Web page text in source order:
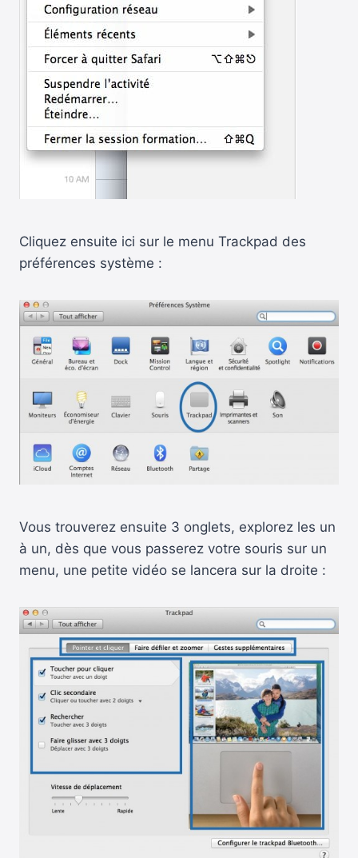
Cliquez ensuite ici sur le menu Trackpad des
préférences système :
Vous trouverez ensuite 3 onglets, explorez les un
à un, dès que vous passerez votre souris sur un
menu, une petite vidéo se lancera sur la droite :